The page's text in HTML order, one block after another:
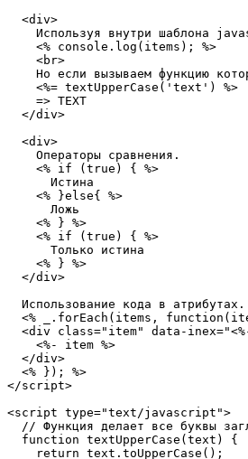
  <
div>
Используя внутри шаблона
    <% console.log(items); %>
    <
br>
Но если вызываем функцию
    <%= textUpperCase('text') %>
    => TEXT
  </
div>
  <
div>
    Операторы сравнения.
    <% if (true) { %>
      Истина
    <% }else{ %>
      Ложь
    <% } %>
    <% if (true) { %>
      Только истина
    <% } %>
  </
div>
  Использование кода в атрибутах.
<% _.forEach(items,
  <
div class=" item" data-inex="
    <%- item %>
  </
div>
  <% }); %>
</script>
<script type="text/javascript ">
// Функция делает все буквы
function textUpperCase ( text ) {
return text . toUpperCase ();